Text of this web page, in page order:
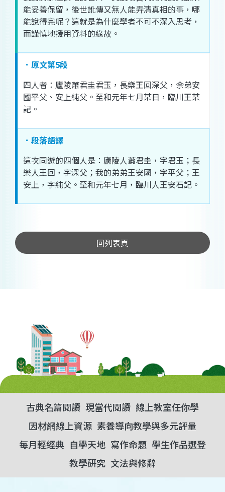
能妥善保留 ， 後世訛傳又無人能弄清真相的事 ， 哪
能說得完呢？ 這就是為什麼學者不可不深入思考 ，
而謹慎地援用資料的緣故 。
．原文第5段
四人者 ： 廬陵蕭君圭君玉 ， 長樂王回深父 ， 余弟安
國平父 、 安上純父 。 至和元年七月某日 ， 臨川王某
記 。
．段落語譯
這次同遊的四個人是 ： 廬陵人蕭君圭 ， 字君玉 ； 長
樂人王回 ， 字深父 ； 我的弟弟王安國 ， 字平父 ； 王
安上 ， 字純父 。 至和元年七月 ， 臨川人王安石記 。
回列表頁
古典名篇閱讀 現當代閱讀 線上教室任你學
因材網線上資源 素養導向教學與多元評量
每月輕經典 自學天地 寫作命題 學生作品選登
教學研究 文法與修辭